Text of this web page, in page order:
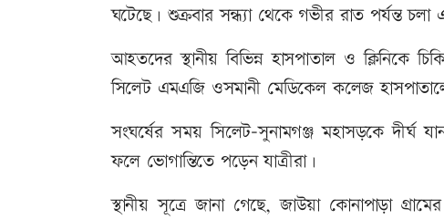
ঘটেছে। শুক্রবার সন্ধ্যা থেকে গভীর রাত পর্যন্ত
আহতদের স্থানীয় বিভিন্ন হাসপাতাল ও
সিলেট এমএজি ওসমানী মেডিকেল কলেজ
সংঘর্ষের সময় সিলেট-সুনামগঞ্জ মহাসড়কে দীর্ঘ
ফলে ভোগান্তিতে পড়েন যাত্রীরা।
স্থানীয় সূত্রে জানা গেছে, জাউয়া কোনাপাড়া